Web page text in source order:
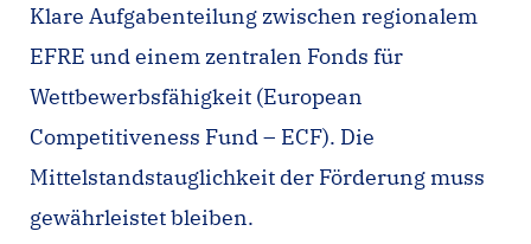
Klare Aufgabenteilung zwischen regionalem
EFRE und einem zentralen Fonds für
Wettbewerbsfähigkeit (European
Competitiveness Fund – ECF). Die
Mittelstandstauglichkeit der Förderung muss
gewährleistet bleiben.